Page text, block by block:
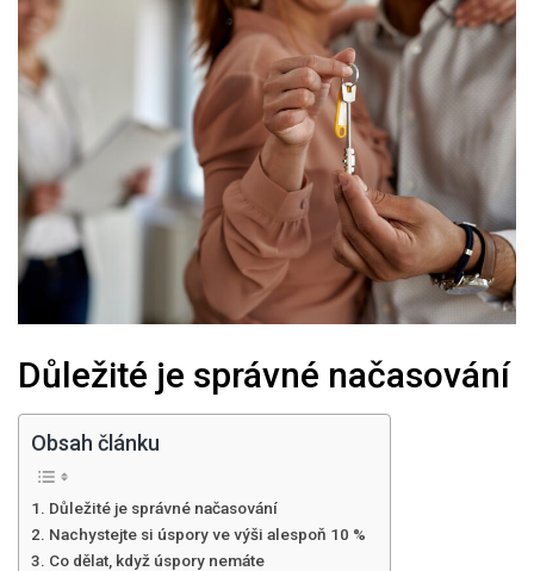
Důležité je správné načasování
Obsah článku
Důležité je správné načasování
Nachystejte si úspory ve výši alespoň 10 %
Co dělat, když úspory nemáte